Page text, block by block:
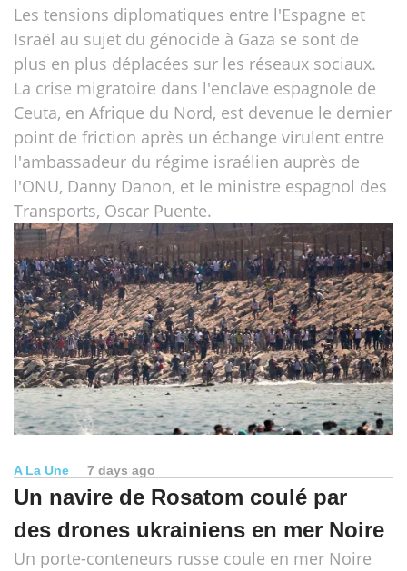
Les tensions diplomatiques entre l'Espagne et
Israël au sujet du génocide à Gaza se sont de
plus en plus déplacées sur les réseaux sociaux.
La crise migratoire dans l'enclave espagnole de
Ceuta, en Afrique du Nord, est devenue le dernier
point de friction après un échange virulent entre
l'ambassadeur du régime israélien auprès de
l'ONU, Danny Danon, et le ministre espagnol des
Transports, Oscar Puente.
A La Une 7 days ago
Un navire de Rosatom coulé par
des drones ukrainiens en mer Noire
Un porte-conteneurs russe coule en mer Noire